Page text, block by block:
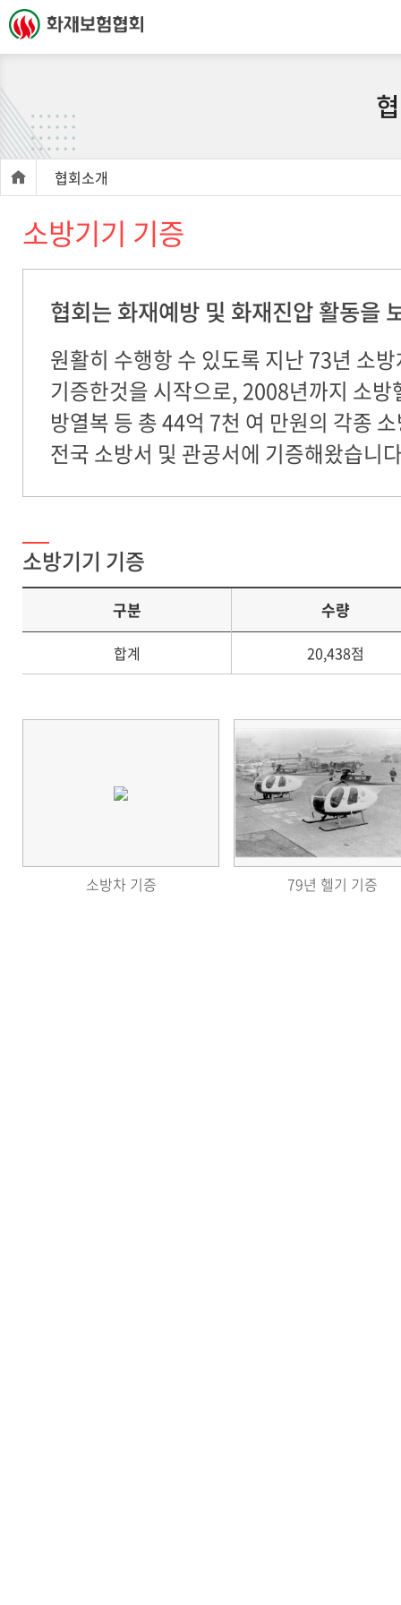
협회소개
소방기기 기증
협회는 화재예방 및 화재진압 활동을
원활히 수행항 수 있도록 지난 73년 소
기증한것을 시작으로, 2008년까지 소
방열복 등 총 44억 7천 여 만원의 각종
전국 소방서 및 관공서에 기증해왔습니
소방기기 기증
구분 수량
합계 20,438점
소방차 기증 79년 헬기 기증